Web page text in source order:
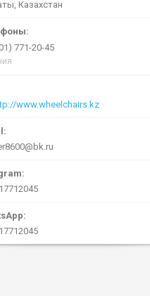
Казахстан
771-20-45
www.wheelchairs.kz